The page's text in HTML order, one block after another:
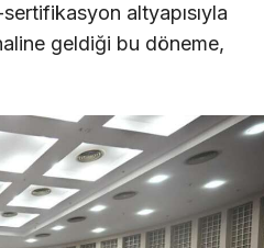
altyapısıyla
geldiği bu döneme,